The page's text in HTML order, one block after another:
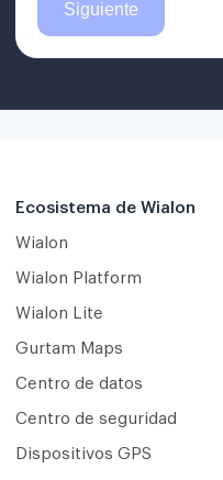
Ecosistema de Wialon
Wialon
Wialon Platform
Wialon Lite
Gurtam Maps
Centro de datos
Centro de seguridad
Dispositivos GPS